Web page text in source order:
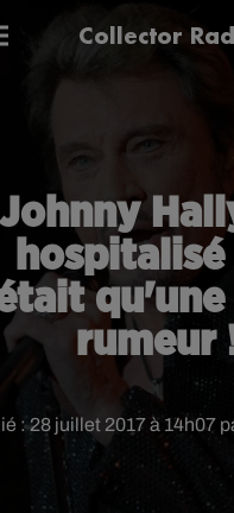
Collector
Johnny
hospitalisé
qu'une
rumeur
: 28 juillet 2017 à 14h07